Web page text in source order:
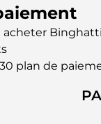
décembre
Eywa et
Dubaï.
plan de